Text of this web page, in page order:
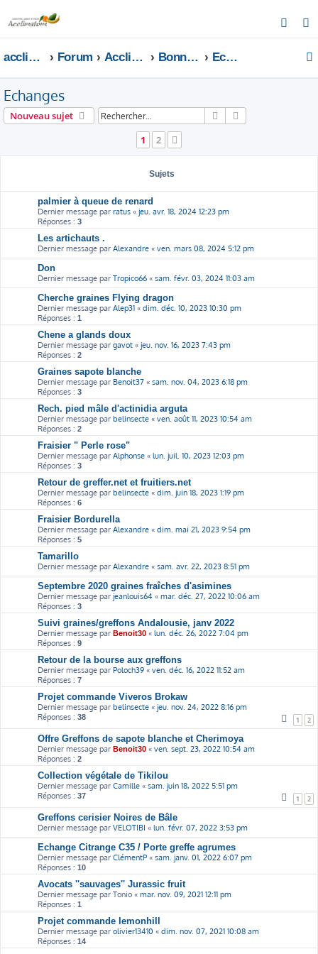
e
acclimatons.com Forum Acclimatons les fruitiers ! Bonnes adresses Echanges
Echanges
Nouveau sujet Rechercher
1
2
Sujets
palmier à queue de renard
Dernier message par ratus « jeu. avr. 18, 2024 12:23 pm
Réponses : 3
Les artichauts .
Dernier message par Alexandre « ven. mars 08, 2024 5:12 pm
Don
Dernier message par Tropico66 « sam. févr. 03, 2024 11:03 am
Cherche graines Flying dragon
Dernier message par Alep31 « dim. déc. 10, 2023 10:30 pm
Réponses : 1
Chene a glands doux
Dernier message par gavot « jeu. nov. 16, 2023 7:43 pm
Réponses : 2
Graines sapote blanche
Dernier message par Benoit37 « sam. nov. 04, 2023 6:18 pm
Réponses : 3
Rech. pied mâle d'actinidia arguta
Dernier message par belinsecte « ven. août 11, 2023 10:54 am
Réponses : 2
Fraisier " Perle rose"
Dernier message par Alphonse « lun. juil. 10, 2023 12:03 pm
Réponses : 3
Retour de greffer.net et fruitiers.net
Dernier message par belinsecte « dim. juin 18, 2023 1:19 pm
Réponses : 6
Fraisier Bordurella
Dernier message par Alexandre « dim. mai 21, 2023 9:54 pm
Réponses : 5
Tamarillo
Dernier message par Alexandre « sam. avr. 22, 2023 8:51 pm
Septembre 2020 graines fraîches d'asimines
Dernier message par jeanlouis64 « mar. déc. 27, 2022 10:06 am
Réponses : 3
Suivi graines/greffons Andalousie, janv 2022
Dernier message par Benoit30 « lun. déc. 26, 2022 7:04 pm
Réponses : 9
Retour de la bourse aux greffons
Dernier message par Poloch39 « ven. déc. 16, 2022 11:52 am
Réponses : 7
Projet commande Viveros Brokaw
Dernier message par belinsecte « jeu. nov. 24, 2022 8:16 pm
Réponses : 38 1 2
Offre Greffons de sapote blanche et Cherimoya
Dernier message par Benoit30 « ven. sept. 23, 2022 10:54 am
Réponses : 2
Collection végétale de Tikilou
Dernier message par Camille « sam. juin 18, 2022 5:51 pm
Réponses : 37 1 2
Greffons cerisier Noires de Bâle
Dernier message par VELOTIBI « lun. févr. 07, 2022 3:53 pm
Echange Citrange C35 / Porte greffe agrumes
Dernier message par ClémentP « sam. janv. 01, 2022 6:07 pm
Réponses : 10
Avocats ''sauvages'' Jurassic fruit
Dernier message par Tonio « mar. nov. 09, 2021 12:11 pm
Réponses : 1
Projet commande lemonhill
Dernier message par olivier13410 « dim. nov. 07, 2021 10:08 am
Réponses : 14